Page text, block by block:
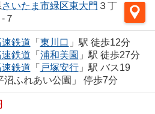
さいたま市緑区東大門 ３丁
７
鉄道 「 東川口 」駅 徒歩12分
鉄道 「 浦和美園 」駅 徒歩27分
鉄道 「 戸塚安行」駅 バス19
沼ふれあい公園」 停歩7分